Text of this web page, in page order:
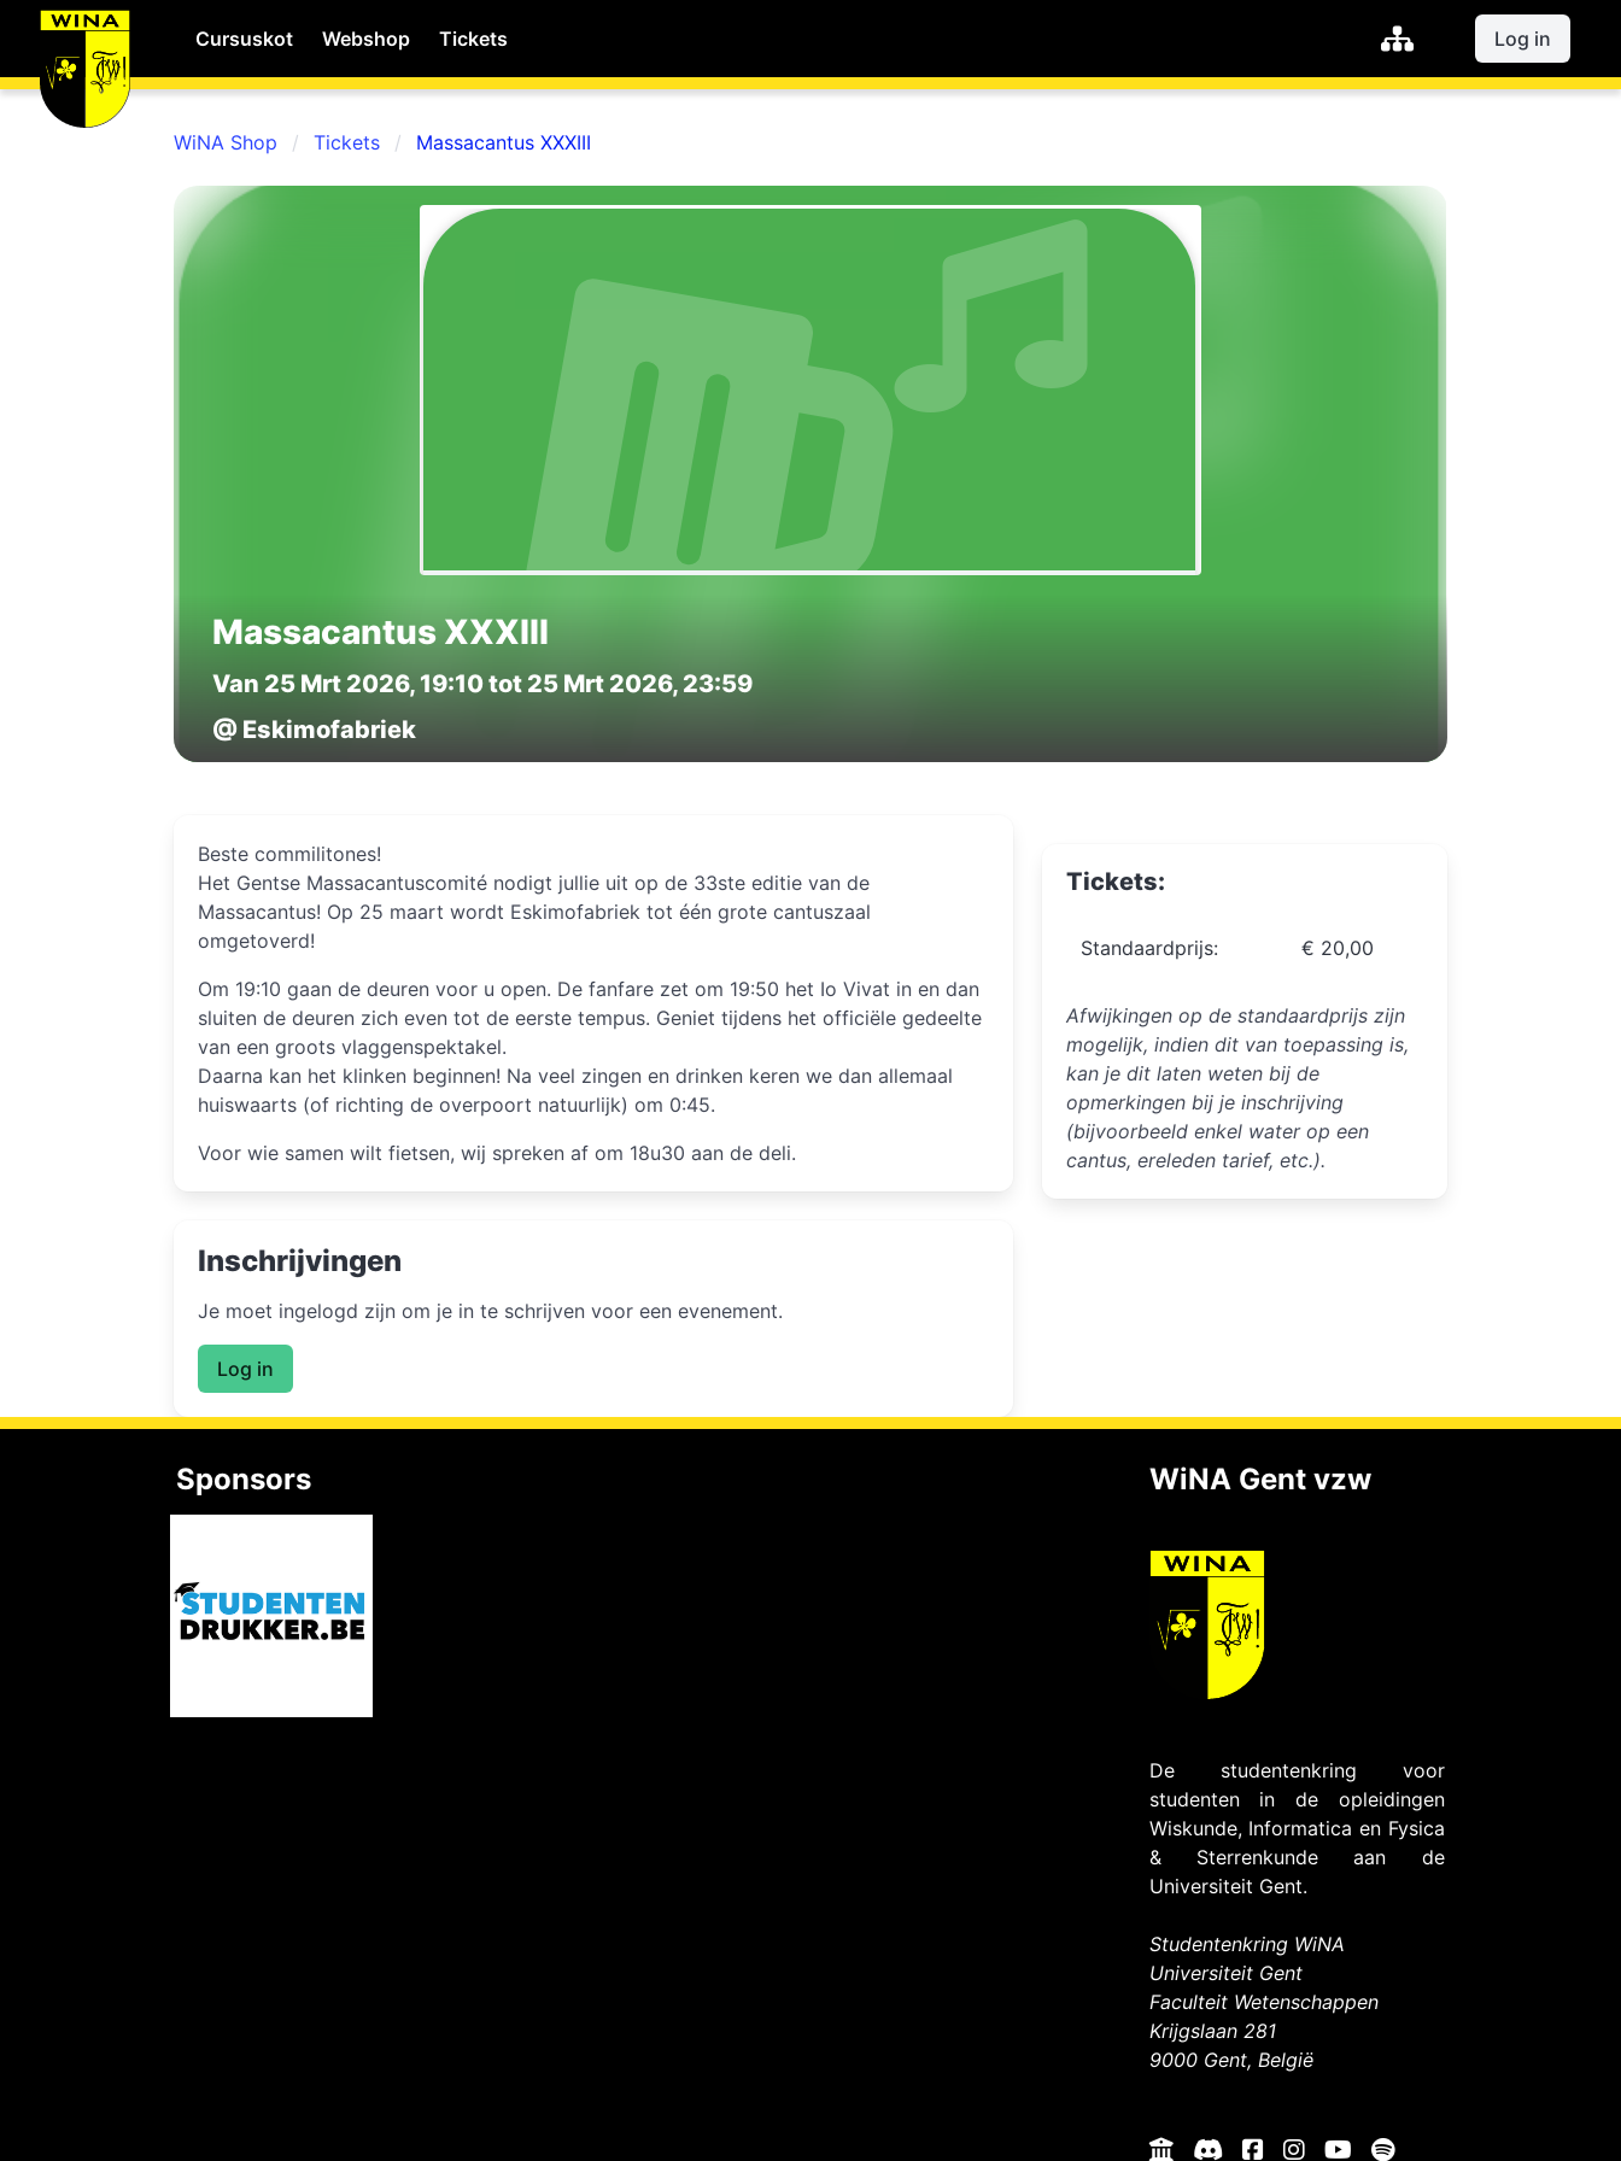
Cursuskot Webshop Tickets Log in
WiNA MyWiNA
WiNA Shop Tickets Massacantus XXXIII
Massacantus XXXIII
Van 25 Mrt 2026, 19:10 tot 25 Mrt 2026, 23:59
@ Eskimofabriek
Beste commilitones!
Het Gentse Massacantuscomité nodigt jullie uit op de 33ste editie van de
Massacantus! Op 25 maart wordt Eskimofabriek tot één grote cantuszaal
omgetoverd!
Om 19:10 gaan de deuren voor u open. De fanfare zet om 19:50 het Io Vivat in en dan
sluiten de deuren zich even tot de eerste tempus. Geniet tijdens het officiële gedeelte
van een groots vlaggenspektakel.
Daarna kan het klinken beginnen! Na veel zingen en drinken keren we dan allemaal
huiswaarts (of richting de overpoort natuurlijk) om 0:45.
Voor wie samen wilt fietsen, wij spreken af om 18u30 aan de deli.
Inschrijvingen
Je moet ingelogd zijn om je in te schrijven voor een evenement.
Log in
Tickets:
Standaardprijs: € 20,00
Afwijkingen op de standaardprijs zijn
mogelijk, indien dit van toepassing is,
kan je dit laten weten bij de
opmerkingen bij je inschrijving
(bijvoorbeeld enkel water op een
cantus, ereleden tarief, etc.).
Sponsors WiNA Gent vzw
De studentenkring voor
studenten in de opleidingen
Wiskunde, Informatica en Fysica
& Sterrenkunde aan de
Universiteit Gent.
Studentenkring WiNA
Universiteit Gent
Faculteit Wetenschappen
Krijgslaan 281
9000 Gent, België